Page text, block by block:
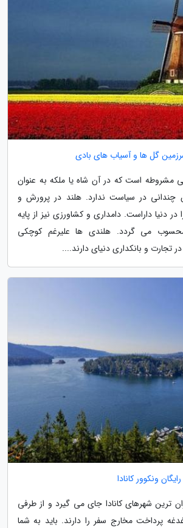
گل ها و آسیاب های بادی
مشروطه است که در آن شاه یا ملکه به عنوان
در سیاست ندارد. هلند در پرورش و
دنیا داراست. دامداری و کشاورزی نیز از پایه
می گردد. هلندی ها علیرغم کوچکی
تجارت و بانکداری دنیای دارند....
ترین شهرهای کانادا جای می گیرد و از طرفی
پرداخت مخارج سفر را دارند. باید به شما